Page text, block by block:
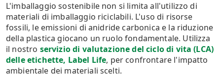
L'imballaggio sostenibile non si limita all'utilizzo di
materiali di imballaggio riciclabili. L'uso di risorse
fossili, le emissioni di anidride carbonica e la riduzione
della plastica giocano un ruolo fondamentale. Utilizza
il nostro servizio di valutazione del ciclo di vita (LCA)
delle etichette, Label Life, per confrontare l'impatto
ambientale dei materiali scelti.